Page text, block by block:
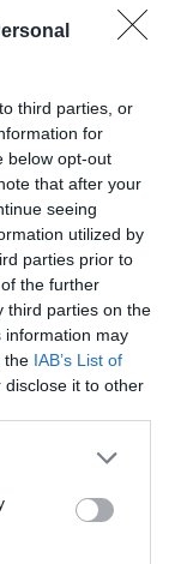
third parties, or
for
below opt-out
that after your
seeing
utilized by
parties prior to
the further
third parties on the
information may
the IAB’s List of
it to other
το θαύμα
με το
της
μηδένισαν την
να ξεπερνάει